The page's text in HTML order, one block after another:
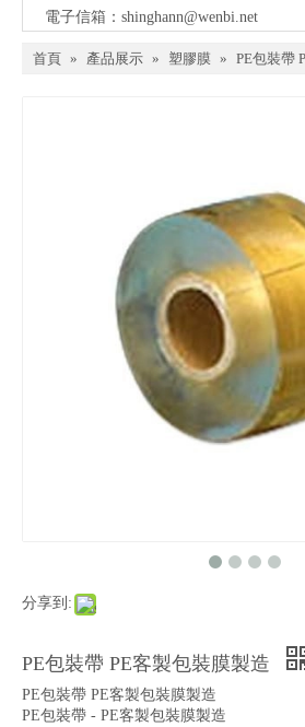
電子信箱： shinghann@wenbi.net
首頁 » 產品展示 » 塑膠膜 » PE包裝帶
分享到:
PE包裝帶 PE客製包裝膜製造
PE包裝帶 PE客製包裝膜製造
PE包裝帶 - PE客製包裝膜製造